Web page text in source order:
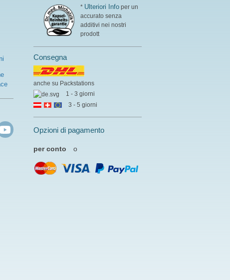
* Ulteriori Info per un
accurato senza
additivi nei nostri
prodott
Consegna
anche su Packstations
1 - 3 giorni
3 - 5 giorni
Opzioni di pagamento
per conto o